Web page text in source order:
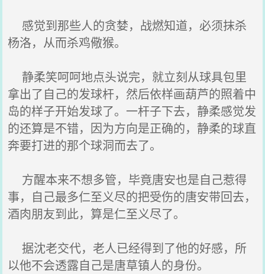
感觉到那些人的贪婪，战燃知道，必须抹杀
杨洛，从而杀鸡儆猴。
静柔笑呵呵地点头说完，就立刻从球具包里
拿出了自己的发球杆，然后依样画葫芦的照着中
岛的样子开始发球了。一杆子下去，静柔感觉发
的还算是不错，因为方向是正确的，静柔的球直
奔要打进的那个球洞而去了。
方醒本来不想多管，毕竟唐安也是自己惹得
事，自己最多仁至义尽的把受伤的唐安带回去，
酒肉朋友到此，算是仁至义尽了。
据沈老交代，老人已经得到了他的好感，所
以他不会透露自己是唐草镇人的身份。